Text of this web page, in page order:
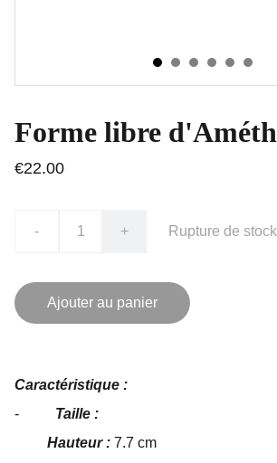
Forme libre
€22.00
- + Rupture de stock
Ajouter au panier
Caractéristique :
- Taille :
Hauteur : 7.7 cm